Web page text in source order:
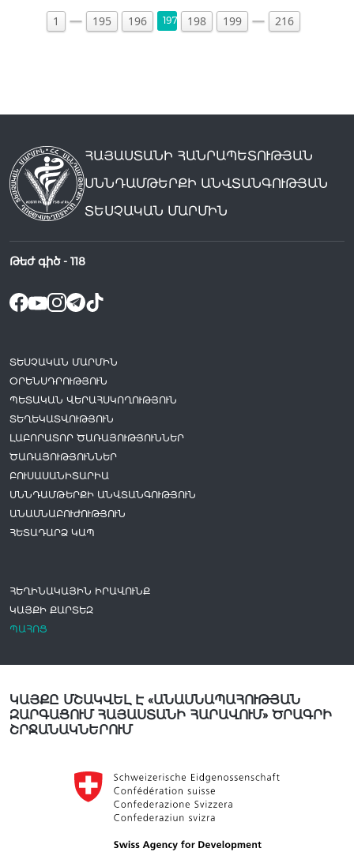
1 195 196 197 198 199 216
ՀԱՅԱՍՏԱՆԻ ՀԱՆՐԱՊԵՏՈՒԹՅԱՆ
ՍՆՆԴԱՄԹԵՐՔԻ ԱՆՎՏԱՆԳՈՒԹՅԱՆ
ՏԵՍՉԱԿԱՆ ՄԱՐՄԻՆ
Թեժ գիծ - 118
ՏԵՍՉԱԿԱՆ ՄԱՐՄԻՆ
ՕՐԵՆՍԴՐՈՒԹՅՈՒՆ
ՊԵՏԱԿԱՆ ՎԵՐԱՀՍԿՈՂՈՒԹՅՈՒՆ
ՏԵՂԵԿԱՏՎՈՒԹՅՈՒՆ
ԼԱԲՈՐԱՏՈՐ ԾԱՌԱՅՈՒԹՅՈՒՆՆԵՐ
ԾԱՌԱՅՈՒԹՅՈՒՆՆԵՐ
ԲՈՒՍԱՍԱՆԻՏԱՐԻԱ
ՍՆՆԴԱՄԹԵՐՔԻ ԱՆՎՏԱՆԳՈՒԹՅՈՒՆ
ԱՆԱՍՆԱԲՈՒԺՈՒԹՅՈՒՆ
ՀԵՏԱԴԱՐՁ ԿԱՊ
ՀԵՂԻՆԱԿԱՅԻՆ ԻՐԱՎՈՒՆՔ
ԿԱՅՔԻ ՔԱՐՏԵԶ
ՊԱՀՈՑ
ԿԱՅՔԸ ՄՇԱԿՎԵԼ Է «ԱՆԱՍՆԱՊԱՀՈՒԹՅԱՆ
ԶԱՐԳԱՑՈՒՄ ՀԱՅԱՍՏԱՆԻ ՀԱՐԱՎՈՒՄ» ԾՐԱԳՐԻ
ՇՐՋԱՆԱԿՆԵՐՈՒՄ